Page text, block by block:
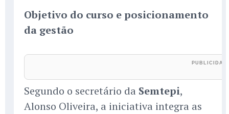
Objetivo do curso e posicionamento
da gestão
Segundo o secretário da Semtepi,
Alonso Oliveira, a iniciativa integra as